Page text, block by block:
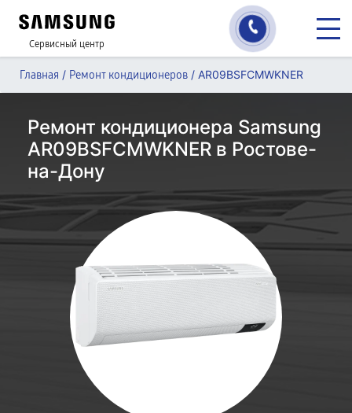
Сервисный центр
Главная / Ремонт кондиционеров / AR09BSFCMWKNER
Ремонт кондиционера Samsung
AR09BSFCMWKNER в Ростове-
на-Дону